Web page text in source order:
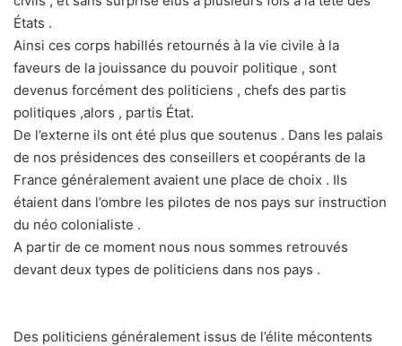
États .
Ainsi ces corps habillés retournés à la vie civile à la
faveurs de la jouissance du pouvoir politique , sont
devenus forcément des politiciens , chefs des partis
politiques ,alors , partis État.
De l’externe ils ont été plus que soutenus . Dans les palais
de nos présidences des conseillers et coopérants de la
France généralement avaient une place de choix . Ils
étaient dans l’ombre les pilotes de nos pays sur instruction
du néo colonialiste .
A partir de ce moment nous nous sommes retrouvés
devant deux types de politiciens dans nos pays .
Des politiciens généralement issus de l’élite mécontents